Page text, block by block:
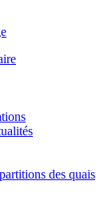
des quais